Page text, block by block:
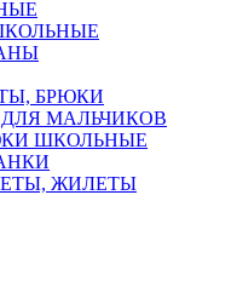
БРЮКИ
МАЛЬЧИКОВ
ШКОЛЬНЫЕ
ЖИЛЕТЫ